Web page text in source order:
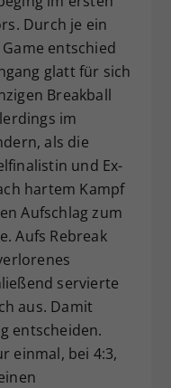
Durch je ein
entschied
glatt für sich
Breakball
im
als die
und Ex-
hartem Kampf
Aufschlag zum
Aufs Rebreak
servierte
aus. Damit
entscheiden.
einmal, bei 4:3,